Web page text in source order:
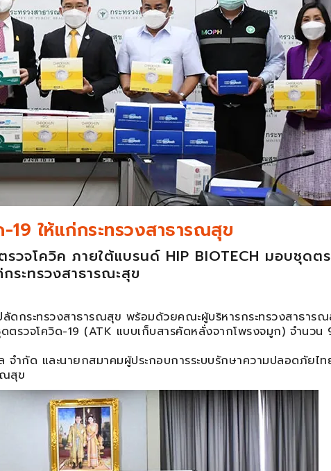
19 ให้แก่กระทรวงสาธารณสุข
จโควิค ภายใต้แบรนด์ HIP BIOTECH มอบชุดต
ระทรวงสาธารณะสุข
กระทรวงสาธารณสุข พร้อมด้วยคณะผู้บริหารกระทรวงสาธาร
รวจโควิด-19 (ATK แบบเก็บสารคัดหลั่งจากโพรงจมูก) จำนวน
ำกัด และนายกสมาคมผู้ประกอบการระบบรักษาความปลอดภัยไ
ณสุข